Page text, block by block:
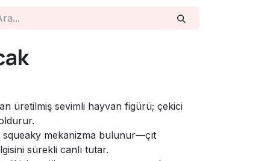
üretilmiş sevimli hayvan figürü; çekici
squeaky mekanizma bulunur—çıt
sürekli canlı tutar.